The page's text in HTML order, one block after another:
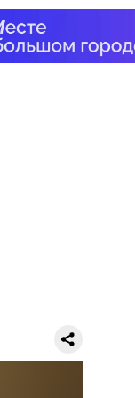
не
двух
на
сверху